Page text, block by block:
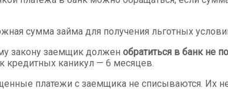
сумма займа для получения льготных
закону заемщик должен обратиться в банк не
каникул — 6 месяцев.
платежи с заемщика не списываются. Их